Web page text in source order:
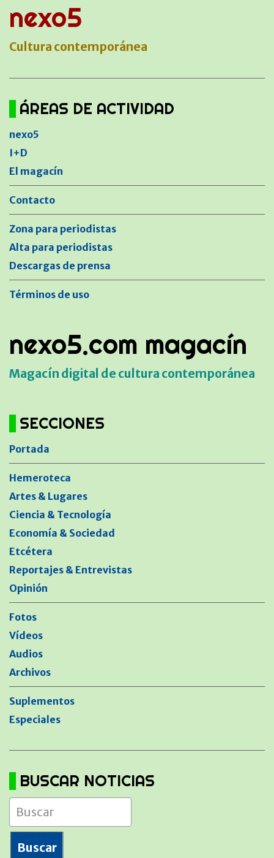
nexo5
Cultura contemporánea
ÁREAS DE ACTIVIDAD
nexo5
I+D
El magacín
Contacto
Zona para periodistas
Alta para periodistas
Descargas de prensa
Términos de uso
nexo5.com magacín
Magacín digital de cultura contemporánea
SECCIONES
Portada
Hemeroteca
Artes & Lugares
Ciencia & Tecnología
Economía & Sociedad
Etcétera
Reportajes & Entrevistas
Opinión
Fotos
Vídeos
Audios
Archivos
Suplementos
Especiales
BUSCAR NOTICIAS